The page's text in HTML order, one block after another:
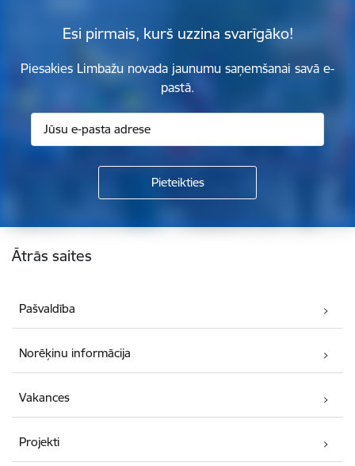
Esi pirmais, kurš uzzina svarīgāko!
Piesakies Limbažu novada jaunumu saņemšanai savā e-
pastā.
Kājene
Ātrās saites
Pašvaldība
Norēķinu informācija
Vakances
Projekti